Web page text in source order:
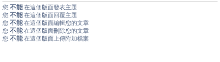
您 不能 在這個版面發表主題
您 不能 在這個版面回覆主題
您 不能 在這個版面編輯您的文章
您 不能 在這個版面刪除您的文章
您 不能 在這個版面上傳附加檔案